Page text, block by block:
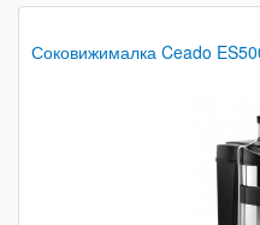
Соковижималка Ceado